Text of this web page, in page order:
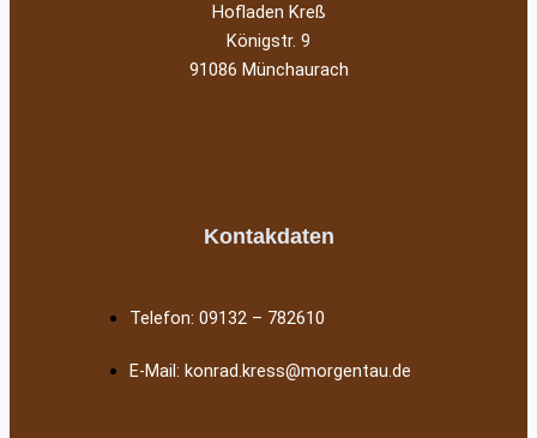
Hofladen Kreß
Königstr. 9
91086 Münchaurach
Kontakdaten
Telefon: 09132 – 782610
E-Mail: konrad.kress@morgentau.de